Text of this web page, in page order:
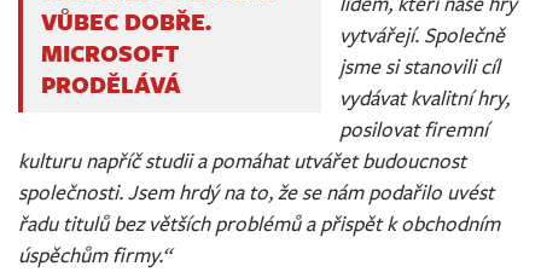
VŮBEC DOBŘE.
MICROSOFT
PRODĚLÁVÁ
vytvářejí. Společně
jsme si stanovili cíl
vydávat kvalitní hry,
posilovat firemní
kulturu napříč studii a pomáhat utvářet budoucnost
společnosti. Jsem hrdý na to, že se nám podařilo uvést
řadu titulů bez větších problémů a přispět k obchodním
úspěchům firmy.“